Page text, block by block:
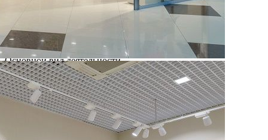
MONRO
Компания создана в стране
Россия
Основной вид деятельности
Обувь
Ценовая категория
СреднийИзменить
Компания основана
Количество объектов в мире